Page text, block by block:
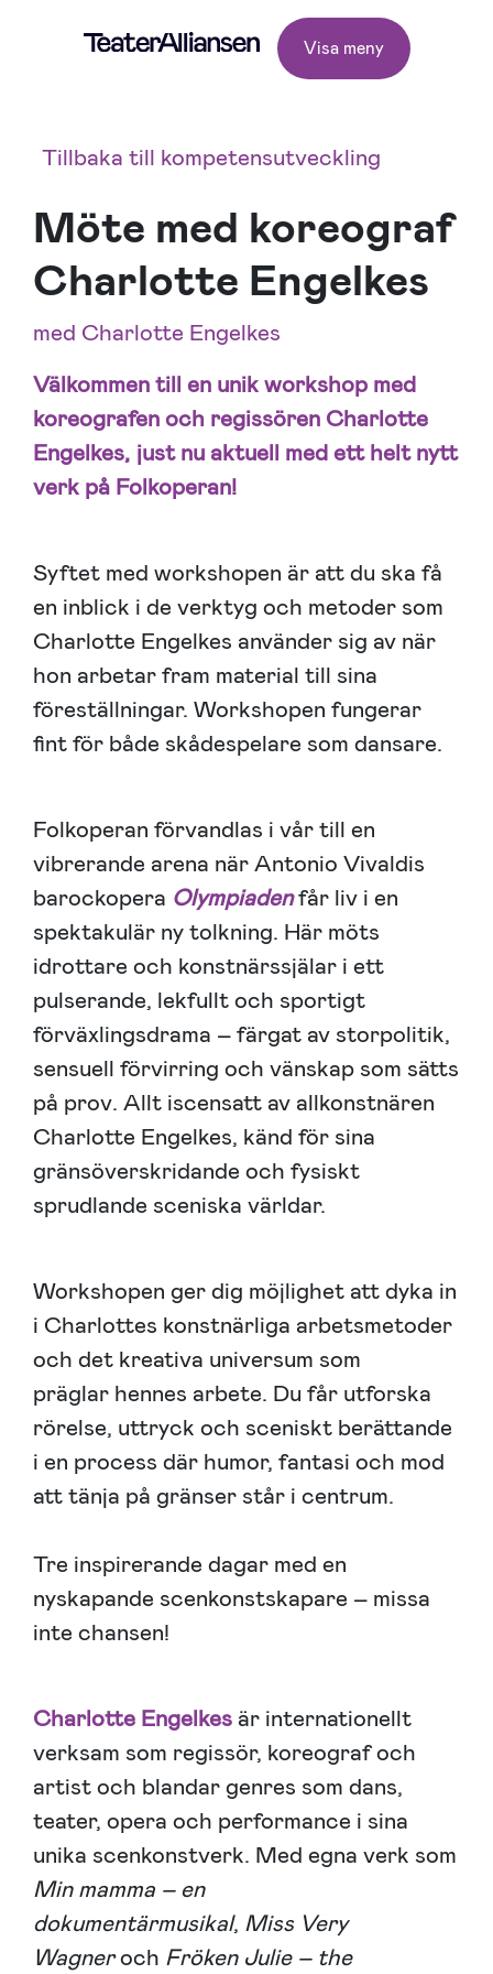
Visa meny
Tillbaka till kompetensutveckling
Möte med koreograf
Charlotte Engelkes
med Charlotte Engelkes
Välkommen till en unik workshop med
koreografen och regissören Charlotte
Engelkes, just nu aktuell med ett helt nytt
verk på Folkoperan!
Syftet med workshopen är att du ska få
en inblick i de verktyg och metoder som
Charlotte Engelkes använder sig av när
hon arbetar fram material till sina
föreställningar. Workshopen fungerar
fint för både skådespelare som dansare.
Folkoperan förvandlas i vår till en
vibrerande arena när Antonio Vivaldis
barockopera Olympiadenfår liv i en
spektakulär ny tolkning. Här möts
idrottare och konstnärssjälar i ett
pulserande, lekfullt och sportigt
förväxlingsdrama – färgat av storpolitik,
sensuell förvirring och vänskap som sätts
på prov. Allt iscensatt av allkonstnären
Charlotte Engelkes, känd för sina
gränsöverskridande och fysiskt
sprudlande sceniska världar.
Workshopen ger dig möjlighet att dyka in
i Charlottes konstnärliga arbetsmetoder
och det kreativa universum som
präglar hennes arbete. Du får utforska
rörelse, uttryck och sceniskt berättande
i en process där humor, fantasi och mod
att tänja på gränser står i centrum.
Tre inspirerande dagar med en
nyskapande scenkonstskapare – missa
inte chansen!
Charlotte Engelkes är internationellt
verksam som regissör, koreograf och
artist och blandar genres som dans,
teater, opera och performance i sina
unika scenkonstverk. Med egna verk som
Min mamma – en
dokumentärmusikal, Miss Very
Wagneroch Fröken Julie – the